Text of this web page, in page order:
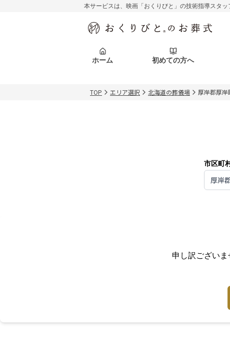
本サービスは、映画「おくりびと」の技術指導スタッ
ホーム 初めての方へ
初めての方へ 初めての方へ
関東エリア 東京都
お客様の声 ご葬儀事例
葬儀の知識 葬儀の知識
初めての方へ 初めての方へ
会社を知る
関東エリア 東京都
北海道エリア 札幌市
お客様の声 ご葬儀事例
葬儀の知識 葬儀の知識
TOP エリア選択 北海道の葬儀場 厚岸郡厚
市区町
厚岸
申し訳ございま